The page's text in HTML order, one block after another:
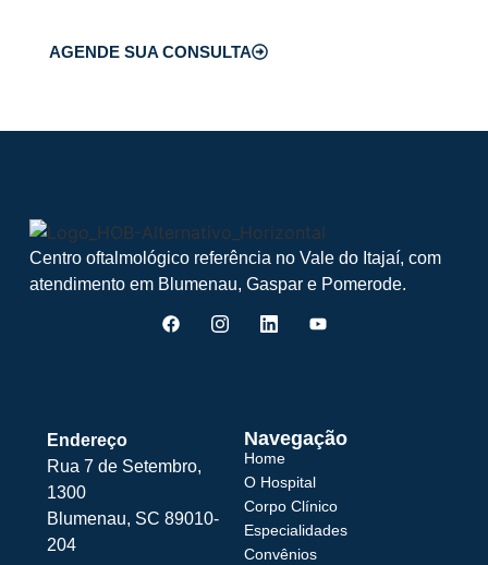
AGENDE SUA CONSULTA
Centro oftalmológico referência no Vale do Itajaí, com
atendimento em Blumenau, Gaspar e Pomerode.
Endereço
Rua 7 de Setembro,
1300
Blumenau, SC 89010-
204
Navegação
Home
O Hospital
Corpo Clínico
Especialidades
Convênios